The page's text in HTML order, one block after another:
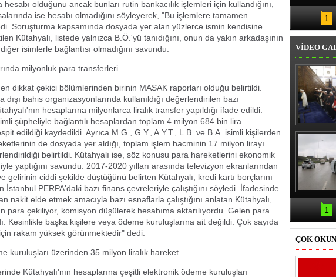
hesabı olduğunu ancak bunları rutin bankacılık işlemleri için kullandığını,
ise hesabı olmadığını söyleyerek, "Bu işlemlere tamamen
Soruşturma kapsamında dosyada yer alan yüzlerce ismin kendisine
Kütahyalı, listede yalnızca B.Ö.'yü tanıdığını, onun da yakın arkadaşının
isimlerle bağlantısı olmadığını savundu.
milyonluk para transferleri
dikkat çekici bölümlerinden birinin MASAK raporları olduğu belirtildi.
dışı bahis organizasyonlarında kullanıldığı değerlendirilen bazı
hesaplarına milyonlarca liralık transfer yapıldığı ifade edildi.
şüpheliyle bağlantılı hesaplardan toplam 4 milyon 684 bin lira
edildiği kaydedildi. Ayrıca M.G., G.Y., A.Y.T., L.B. ve B.A. isimli kişilerden
de dosyada yer aldığı, toplam işlem hacminin 17 milyon lirayı
belirtildi. Kütahyalı ise, söz konusu para hareketlerini ekonomik
yaptığını savundu. 2017-2020 yılları arasında televizyon ekranlarından
gelirinin ciddi şekilde düştüğünü belirten Kütahyalı, kredi kartı borçlarını
İstanbul PERPA'daki bazı finans çevreleriyle çalıştığını söyledi. İfadesinde
nakit elde etmek amacıyla bazı esnaflarla çalıştığını anlatan Kütahyalı,
para çekiliyor, komisyon düşülerek hesabıma aktarılıyordu. Gelen para
Kesinlikle başka kişilere veya ödeme kuruluşlarına ait değildi. Çok sayıda
için rakam yüksek görünmektedir" dedi.
kuruluşları üzerinden 35 milyon liralık hareket
Kütahyalı'nın hesaplarına çeşitli elektronik ödeme kuruluşları
1
VİDEO
Erbaş,
Veli
teravih
1
ÇOK